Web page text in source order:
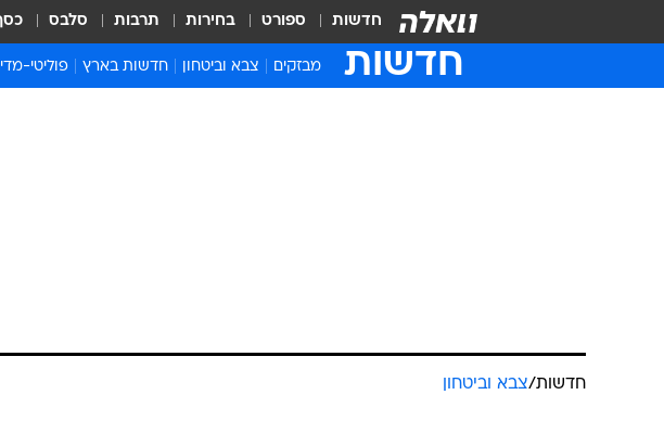
חדשות ספורט בחירות תרבות סלבס
חדשות מבזקים צבא וביטחון חדשות בארץ פוליטי-
חדשות/צבא וביטחון